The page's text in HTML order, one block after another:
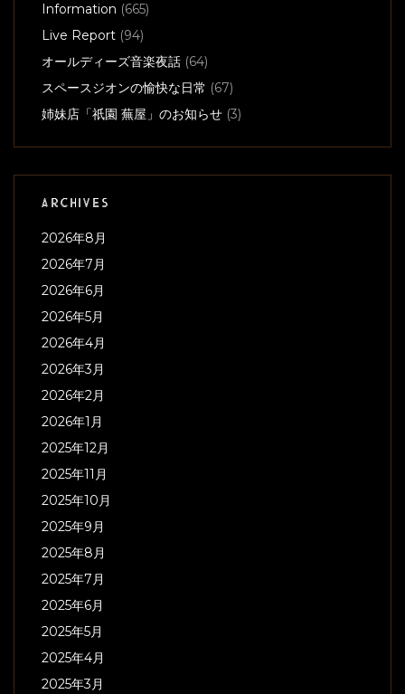
Information (665)
Live Report (94)
オールディーズ音楽夜話 (64)
スペースジオンの愉快な日常 (67)
姉妹店「祇園 蕪屋」のお知らせ (3)
ARCHIVES
2026年8月
2026年7月
2026年6月
2026年5月
2026年4月
2026年3月
2026年2月
2026年1月
2025年12月
2025年11月
2025年10月
2025年9月
2025年8月
2025年7月
2025年6月
2025年5月
2025年4月
2025年3月